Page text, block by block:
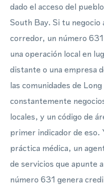
dado el acceso del
South Bay. Si tu
corredor, un número
una operación local en
distante o una empresa
las comunidades de
constantemente
locales, y un código de
primer indicador de eso.
práctica médica, un
de servicios que apunte
número 631 genera